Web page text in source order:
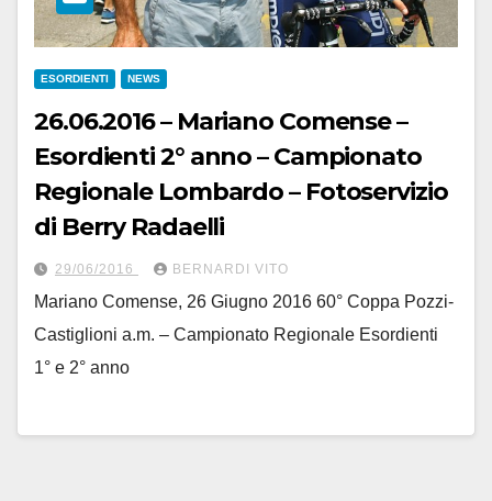
ESORDIENTI NEWS
26.06.2016 – Mariano Comense –
Esordienti 2° anno – Campionato
Regionale Lombardo – Fotoservizio
di Berry Radaelli
29/06/2016 BERNARDI VITO
Mariano Comense, 26 Giugno 2016 60° Coppa Pozzi-
Castiglioni a.m. – Campionato Regionale Esordienti
1° e 2° anno